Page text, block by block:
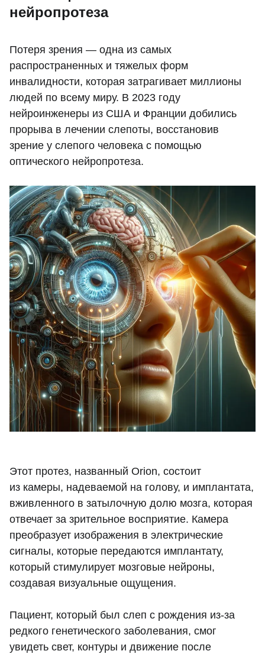
нейропротеза
Потеря зрения — одна из самых
распространенных и тяжелых форм
инвалидности, которая затрагивает миллионы
людей по всему миру. В 2023 году
нейроинженеры из США и Франции добились
прорыва в лечении слепоты, восстановив
зрение у слепого человека с помощью
оптического нейропротеза.
Этот протез, названный Orion, состоит
из камеры, надеваемой на голову, и имплантата,
вживленного в затылочную долю мозга, которая
отвечает за зрительное восприятие. Камера
преобразует изображения в электрические
сигналы, которые передаются имплантату,
который стимулирует мозговые нейроны,
создавая визуальные ощущения.
Пациент, который был слеп с рождения из-за
редкого генетического заболевания, смог
увидеть свет, контуры и движение после